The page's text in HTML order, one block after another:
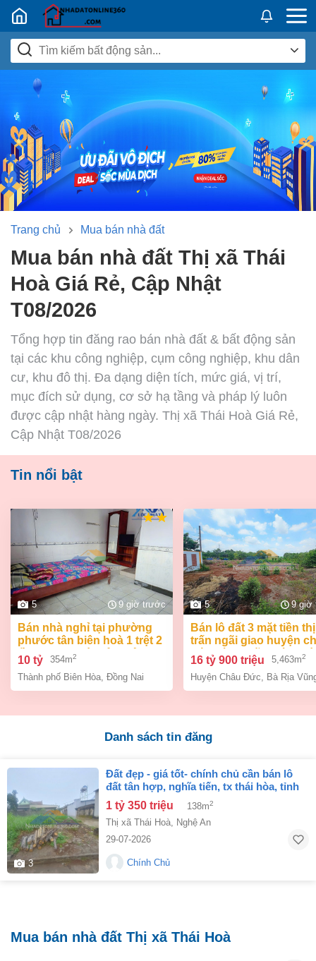
Nhadatban24h.vn
Trang chủ Mua bán nhà đất
Mua bán nhà đất Thị xã Thái
Hoà Giá Rẻ, Cập Nhật
T08/2026
Tổng hợp tin đăng rao bán nhà đất & bất động sản
tại các khu công nghiệp, cụm công nghiệp, khu dân
cư, khu đô thị. Đa dạng diện tích, mức giá, vị trí,
mục đích sử dụng, cơ sở hạ tầng và pháp lý luôn
được cập nhật hàng ngày. Thị xã Thái Hoà Giá Rẻ,
Cập Nhật T08/2026
Tin nổi bật
5 9 giờ trước
bán nhà nghỉ tại phường
phước tân biên hoà 1 trệt 2
lầu 354m2 giá chỉ 10 tỷ
10 tỷ 354m2
Thành phố Biên Hòa Đồng Nai
5 9 giờ
bán lô đất 3 mặt tiền thị
trấn ngãi giao huyện
đức bà rịa vũng tàu giá
tỷ 9
16 tỷ 900 triệu 5,463m2
Huyện Châu Đức Bà Rịa
Danh sách tin đăng
3
đất đẹp - giá tốt- chính chủ cần bán lô
đất tân hợp, nghĩa tiến, tx thái hòa, tỉnh
nghệ an
1 tỷ 350 triệu 138m2
Thị xã Thái Hoà, Nghệ An
29-07-2026
Chính Chủ
Mua bán nhà đất Thị xã Thái Hoà